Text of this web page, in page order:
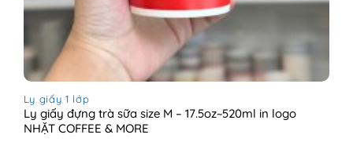
Ly giấy 1 lớp
Ly giấy đựng trà sữa size M – 17.5oz~520ml in logo
NHẶT COFFEE & MORE